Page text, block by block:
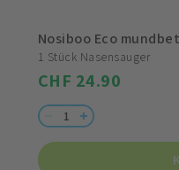
Nosiboo Eco
1 Stück Nasensauger
CHF 24.90